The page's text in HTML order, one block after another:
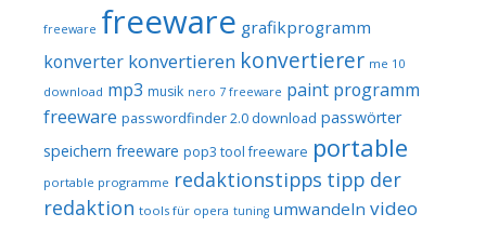
freeware freeware grafikprogramm
konverter konvertieren konvertierer me 10
download mp3 musik nero 7 freeware paint programm
freeware passwordfinder 2.0 download passwörter
speichern freeware pop3 tool freeware portable
portable programme redaktionstipps tipp der
redaktion tools für opera tuning umwandeln video